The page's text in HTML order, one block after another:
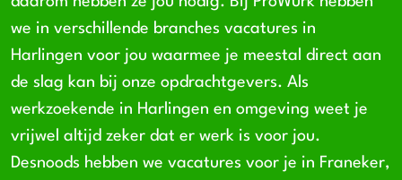
we in verschillende branches vacatures in
Harlingen voor jou waarmee je meestal direct aan
de slag kan bij onze opdrachtgevers. Als
werkzoekende in Harlingen en omgeving weet je
vrijwel altijd zeker dat er werk is voor jou.
Desnoods hebben we vacatures voor je in Franeker,